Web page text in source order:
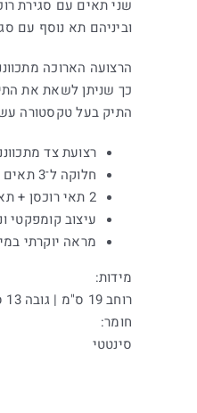
שני תאים עם סגירת
וביניהם תא נוסף עם
הרצועה הארוכה
כך שניתן לשאת את
התיק בעל טקסטורה
רצועת צד
חלוקה ל־3 תאים פונקציונליים
2 תאי רוכסן + תא מרכזי עם מגנט
עיצוב קומפקטי
מראה יוקרתי
מידות:
רוחב 19 ס"מ | גובה 13 ס"מ | בסיס 6 ס"מ
חומר:
סינטטי